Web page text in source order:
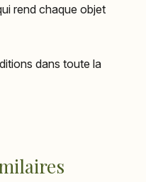
rend chaque objet
dans toute la